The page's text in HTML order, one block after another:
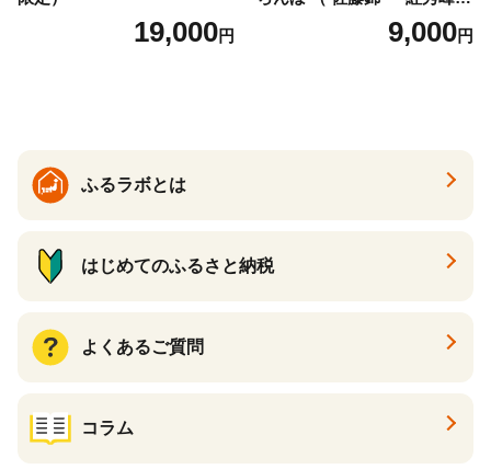
19,000円
） ご家庭用 M以上 700g 【20
26年6月下旬から7月上旬発
9,000円
ふるラボとは
はじめてのふるさと納税
よくあるご質問
コラム